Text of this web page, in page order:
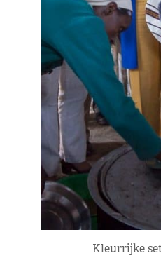
Kleurrijke